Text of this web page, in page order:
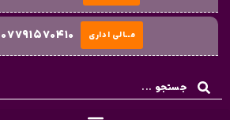
۰۷۷۹۱۵۷۰۴۱۰ مــالی اداری